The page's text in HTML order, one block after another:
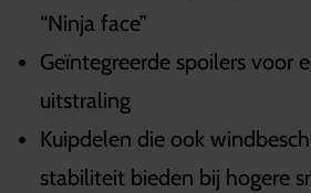
“Ninja face”
Geïntegreerde spoilers voor
uitstraling
Kuipdelen die ook
stabiliteit bieden bij hogere